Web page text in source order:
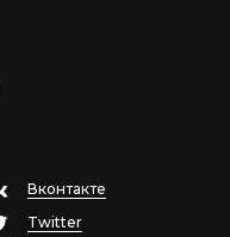
Вконтакте
Twitter